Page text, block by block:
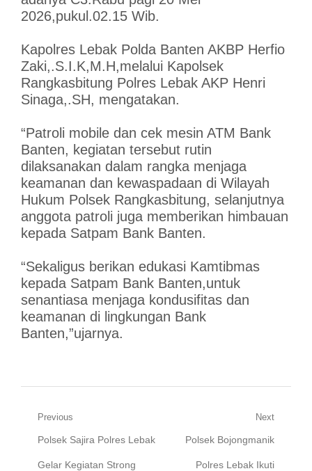
2026,pukul.02.15 Wib.
Kapolres Lebak Polda Banten AKBP Herfio
Zaki,.S.I.K,M.H,melalui Kapolsek
Rangkasbitung Polres Lebak AKP Henri
Sinaga,.SH, mengatakan.
“Patroli mobile dan cek mesin ATM Bank
Banten, kegiatan tersebut rutin
dilaksanakan dalam rangka menjaga
keamanan dan kewaspadaan di Wilayah
Hukum Polsek Rangkasbitung, selanjutnya
anggota patroli juga memberikan himbauan
kepada Satpam Bank Banten.
“Sekaligus berikan edukasi Kamtibmas
kepada Satpam Bank Banten,untuk
senantiasa menjaga kondusifitas dan
keamanan di lingkungan Bank
Banten,”ujarnya.
Navigasi
pos
Previous
Previous
post:
Polsek Sajira Polres Lebak
Gelar Kegiatan Strong
Next
Next
post:
Polsek Bojongmanik
Polres Lebak Ikuti